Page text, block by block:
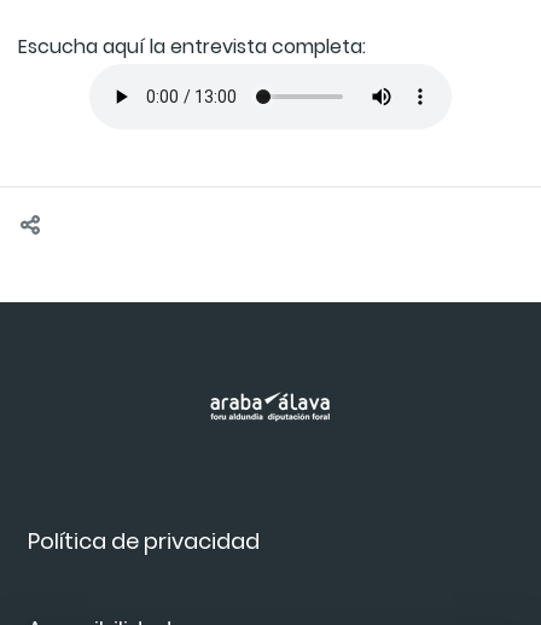
Escucha aquí la entrevista completa:
Política de privacidad